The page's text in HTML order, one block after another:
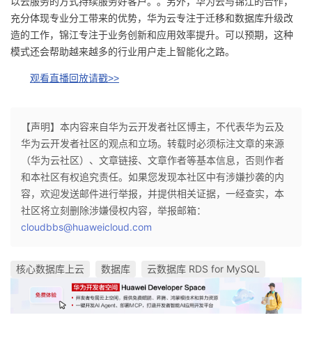
充分体现专业分工带来的优势，华为云专注于迁移和数据库升级改
造的工作，锦江专注于业务创新和应用效率提升。可以预期，这种
模式还会帮助越来越多的行业用户走上智能化之路。
观看直播回放请戳>>
【声明】本内容来自华为云开发者社区博主，不代表华为云及
华为云开发者社区的观点和立场。转载时必须标注文章的来源
（华为云社区）、文章链接、文章作者等基本信息，否则作者
和本社区有权追究责任。如果您发现本社区中有涉嫌抄袭的内
容，欢迎发送邮件进行举报，并提供相关证据，一经查实，本
社区将立刻删除涉嫌侵权内容，举报邮箱：
cloudbbs@huaweicloud.com
核心数据库上云 数据库 云数据库 RDS for MySQL